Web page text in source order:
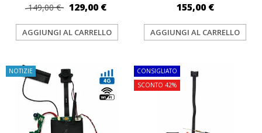
149,00 € 129,00 €
AGGIUNGI AL CARRELLO
155,00 €
AGGIUNGI AL CARRELLO
NOTIZIE
CONSIGLIATO
SCONTO 42%